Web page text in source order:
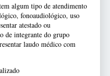
algum tipo de atendimento
fonoaudiológico, uso
atestado ou
de integrante do grupo
laudo médico com